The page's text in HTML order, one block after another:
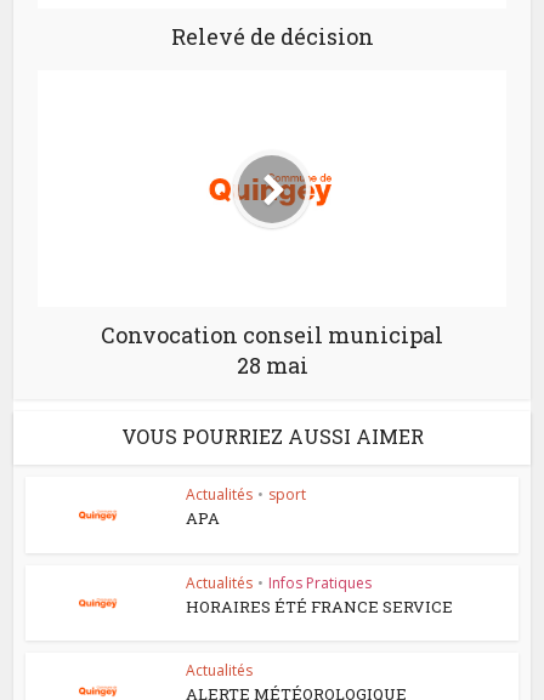
Relevé de décision
Convocation conseil municipal
28 mai
VOUS POURRIEZ AUSSI AIMER
Actualités • sport
APA
Actualités • Infos Pratiques
HORAIRES ÉTÉ FRANCE SERVICE
Actualités
ALERTE MÉTÉOROLOGIQUE